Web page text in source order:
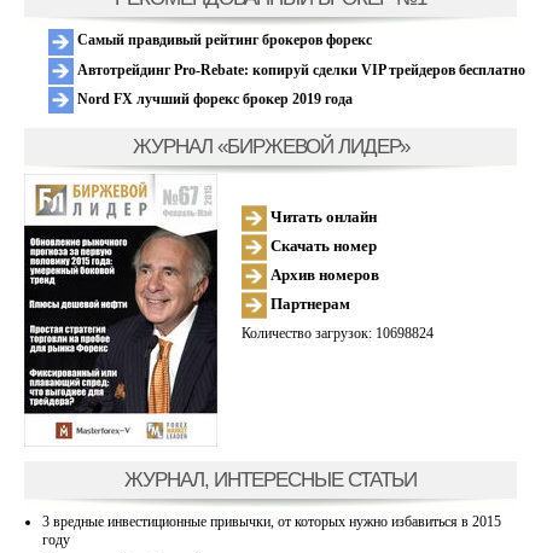
Самый правдивый рейтинг брокеров форекс
Автотрейдинг Pro-Rebate: копируй сделки VIP трейдеров бесплатно
Nord FX лучший форекс брокер 2019 года
ЖУРНАЛ «БИРЖЕВОЙ ЛИДЕР»
Читать онлайн
Скачать номер
Архив номеров
Партнерам
Количество загрузок: 10698824
ЖУРНАЛ, ИНТЕРЕСНЫЕ СТАТЬИ
3 вредные инвестиционные привычки, от которых нужно избавиться в 2015
году